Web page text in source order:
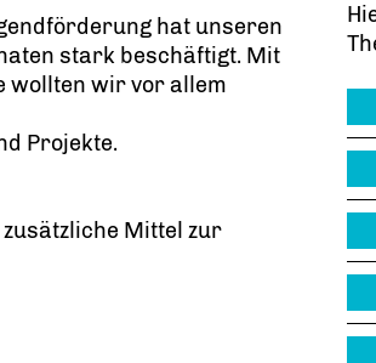
hat unseren
stark beschäftigt. Mit
wollten wir vor allem
Projekte.
Mittel zur